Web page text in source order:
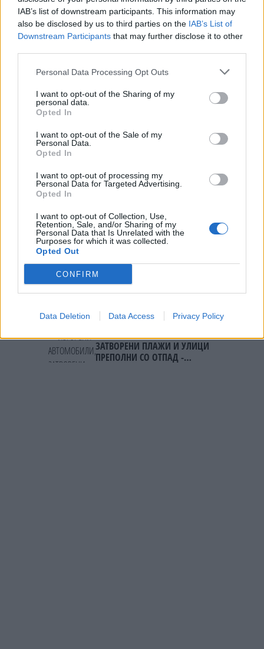
IAB’s list of downstream participants. This information may
also be disclosed by us to third parties on the IAB’s List of
Downstream Participants that may further disclose it to other
Personal Data Processing Opt Outs
I want to opt-out of the Sharing of my
personal data.
Opted In
I want to opt-out of the Sale of my
Personal Data.
Opted In
I want to opt-out of processing my
Personal Data for Targeted Advertising.
Opted In
I want to opt-out of Collection, Use,
Retention, Sale, and/or Sharing of my
Personal Data that Is Unrelated with the
Purposes for which it was collected.
Opted Out
CONFIRM
Data Deletion Data Access Privacy Policy
ФОРМИРАН МАКЕДОНСКИОТ
НАЦИОНАЛЕН СОЈУЗ
Ахмети кажа што го мачи:
СЛУШАМ, САКААТ ДА СЕ СУДИ
ЗА ВОЕНИТЕ ЗЛОСТРОСТВА НА
УЛЦИЊ Е АЛБАНСКИ, ЌЕ ГО
објава на вицепремиерот на
БИДЕ ЗА НА ЛЕКАР, а потоа...
мистериозен мост
алпинисти во лавина во
Пакистан- меѓу нив и познат
Непалец
БЕЛ ШТРАЈК НА ГРАНИЦИТЕ:
„Евзони“, а на „Градина“ се
чека и пет часа
ПРЕДУПРЕДЕНИ СЕ: „Бугарија
одлука“
ИЗГОРЕНИ АВТОМОБИЛИ,
ЗАТВОРЕНИ ПЛАЖИ И УЛИЦИ
ПРЕПОЛНИ СО ОТПАД -